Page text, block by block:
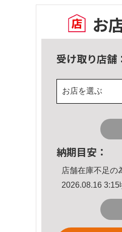
お
受け取り店舗
お店を選ぶ
納期目安：
店舗在庫不足の
2026.08.16 3:15